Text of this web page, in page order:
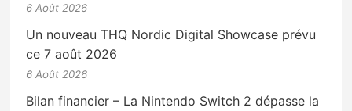
6 Août 2026
Un nouveau THQ Nordic Digital Showcase prévu
ce 7 août 2026
6 Août 2026
Bilan financier – La Nintendo Switch 2 dépasse la